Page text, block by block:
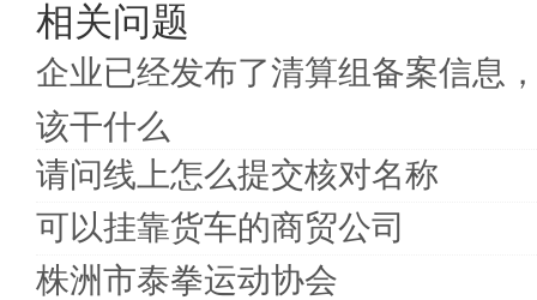
相关问题
企业已经发布了清算组备案信息
该干什么
请问线上怎么提交核对名称
可以挂靠货车的商贸公司
株洲市泰拳运动协会